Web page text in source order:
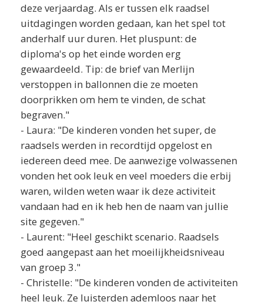
deze verjaardag. Als er tussen elk raadsel
uitdagingen worden gedaan, kan het spel tot
anderhalf uur duren. Het pluspunt: de
diploma's op het einde worden erg
gewaardeeld. Tip: de brief van Merlijn
verstoppen in ballonnen die ze moeten
doorprikken om hem te vinden, de schat
begraven."
- Laura: "De kinderen vonden het super, de
raadsels werden in recordtijd opgelost en
iedereen deed mee. De aanwezige volwassenen
vonden het ook leuk en veel moeders die erbij
waren, wilden weten waar ik deze activiteit
vandaan had en ik heb hen de naam van jullie
site gegeven."
- Laurent: "Heel geschikt scenario. Raadsels
goed aangepast aan het moeilijkheidsniveau
van groep 3."
- Christelle: "De kinderen vonden de activiteiten
heel leuk. Ze luisterden ademloos naar het